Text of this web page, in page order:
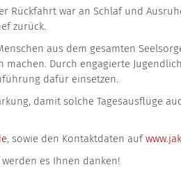
Rückfahrt war an Schlaf und
zurück.
aus dem gesamten
Durch engagierte
dafür einsetzen.
damit solche Tagesausflüge
, sowie den Kontaktdaten auf
werden es Ihnen danken!